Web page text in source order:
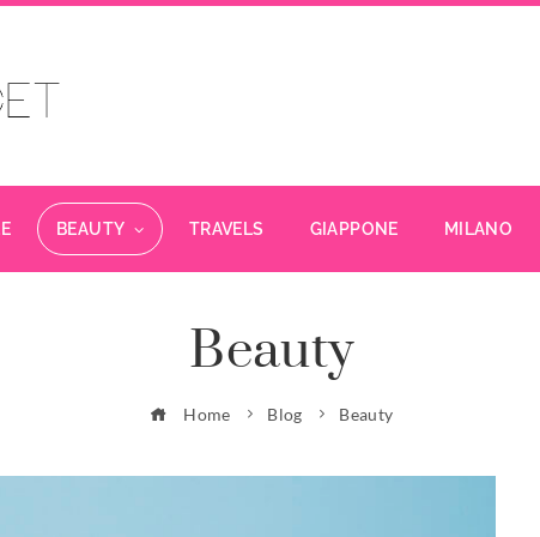
BEAUTY TRAVELS GIAPPONE MILANO
Beauty
Home Blog Beauty